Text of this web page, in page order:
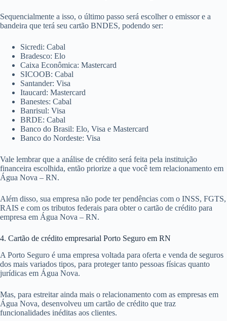
Sequencialmente a isso, o último passo será escolher o emissor e a
bandeira que terá seu cartão BNDES, podendo ser:
Sicredi: Cabal
Bradesco: Elo
Caixa Econômica: Mastercard
SICOOB: Cabal
Santander: Visa
Itaucard: Mastercard
Banestes: Cabal
Banrisul: Visa
BRDE: Cabal
Banco do Brasil: Elo, Visa e Mastercard
Banco do Nordeste: Visa
Vale lembrar que a análise de crédito será feita pela instituição
financeira escolhida, então priorize a que você tem relacionamento em
Água Nova – RN.
Além disso, sua empresa não pode ter pendências com o INSS, FGTS,
RAIS e com os tributos federais para obter o cartão de crédito para
empresa em Água Nova – RN.
4. Cartão de crédito empresarial Porto Seguro em RN
A Porto Seguro é uma empresa voltada para oferta e venda de seguros
dos mais variados tipos, para proteger tanto pessoas físicas quanto
jurídicas em Água Nova.
Mas, para estreitar ainda mais o relacionamento com as empresas em
Água Nova, desenvolveu um cartão de crédito que traz
funcionalidades inéditas aos clientes.